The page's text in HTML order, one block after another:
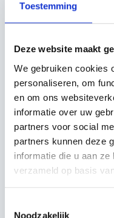
Toestemming
Deze website maakt
We gebruiken cookies
personaliseren, om
en om ons
informatie over uw
partners voor social
partners kunnen deze
informatie die u aan
verzameld op basis
Noodzakelijk
maaien.
op te zetten
investeren in
Kortom, het is een
een robotmaaier
ervan wil vergroten.